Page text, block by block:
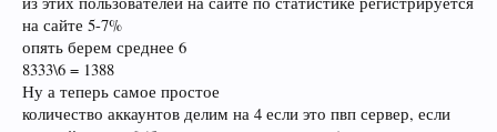
на сайте 5-7%
опять берем среднее 6
8333\6 = 1388
Ну а теперь самое простое
количество аккаунтов делим на 4 если это пвп сервер, если